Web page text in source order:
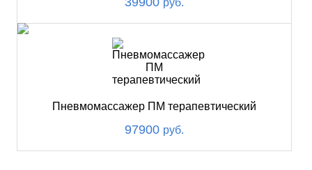
Пневмомассажер ПМ терапевтический
97900 руб.